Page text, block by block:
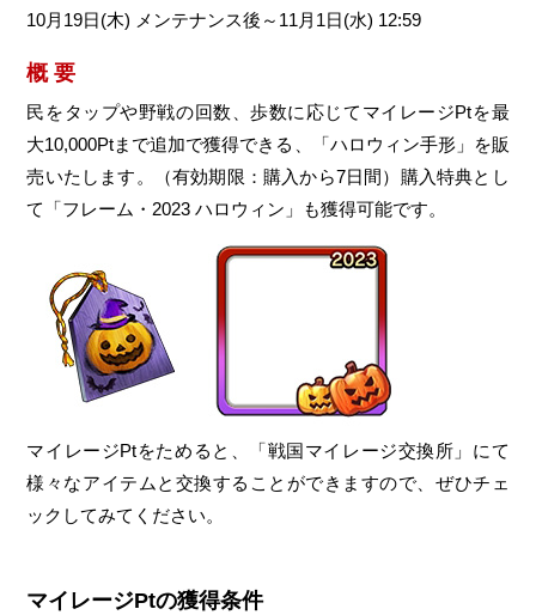
10月19日(木) メンテナンス後～11月1日(水) 12:59
概 要
民をタップや野戦の回数、歩数に応じてマイレージPtを最
大10,000Ptまで追加で獲得できる、「ハロウィン手形」を販
売いたします。（有効期限：購入から7日間）購入特典とし
て「フレーム・2023 ハロウィン」も獲得可能です。
マイレージPtをためると、「戦国マイレージ交換所」にて
様々なアイテムと交換することができますので、ぜひチェ
ックしてみてください。
マイレージPtの獲得条件